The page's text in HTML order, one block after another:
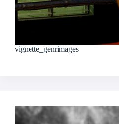
vignette_genrimages